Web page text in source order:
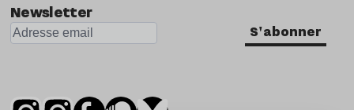
Newsletter
S'abonner